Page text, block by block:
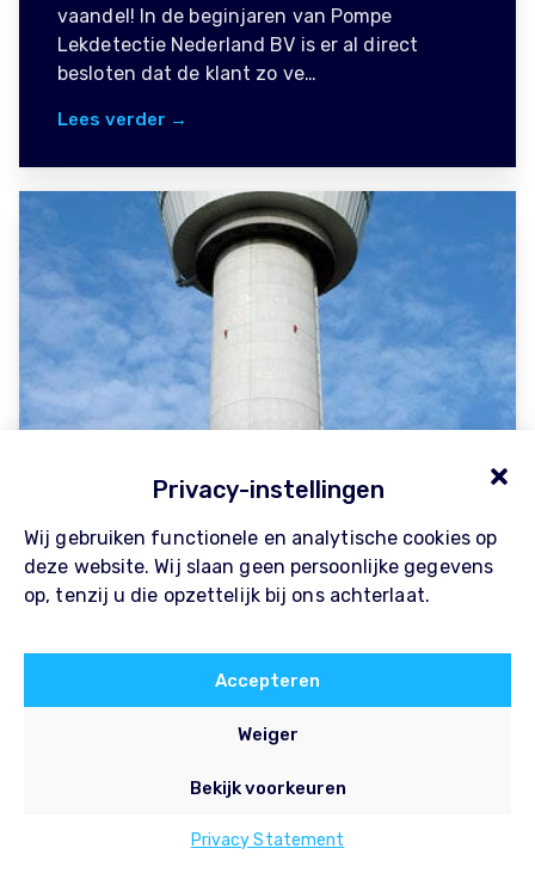
Privacy-instellingen
Wij gebruiken functionele en analytische cookies op
deze website. Wij slaan geen persoonlijke gegevens
op, tenzij u die opzettelijk bij ons achterlaat.
Accepteren
Weiger
Bekijk voorkeuren
Privacy Statement
vaandel! In de beginjaren van Pompe
Lekdetectie Nederland BV is er al direct
besloten dat de klant zo ve…
Lees verder →
18 maart 2015
Schiphol toren lekkage onderzoek Pompe
Lekdetectie Nederland BV heeft in
in de luchtverke…
+31852735835